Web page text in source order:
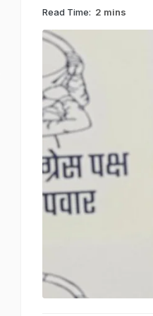
Read Time: 2 mins